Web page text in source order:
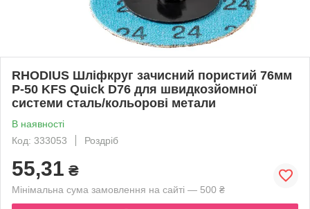
RHODIUS Шліфкруг зачисний пористий 76мм
P-50 KFS Quick D76 для швидкозйомної
системи сталь/кольорові метали
В наявності
Код: 333053
Роздріб
55,31 ₴
Мінімальна сума замовлення на сайті — 500 ₴